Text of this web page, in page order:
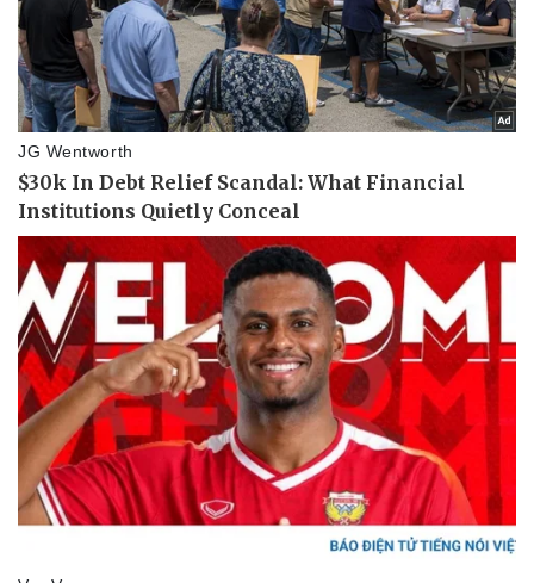
Nam khoa
Làm đẹp - giảm cân
Phòng mạch online
Ăn sạch sống khỏe